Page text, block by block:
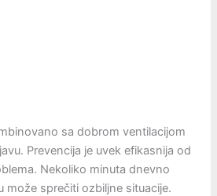
sa dobrom ventilacijom
Prevencija je uvek efikasnija od
Nekoliko minuta dnevno
može sprečiti ozbiljne situacije.